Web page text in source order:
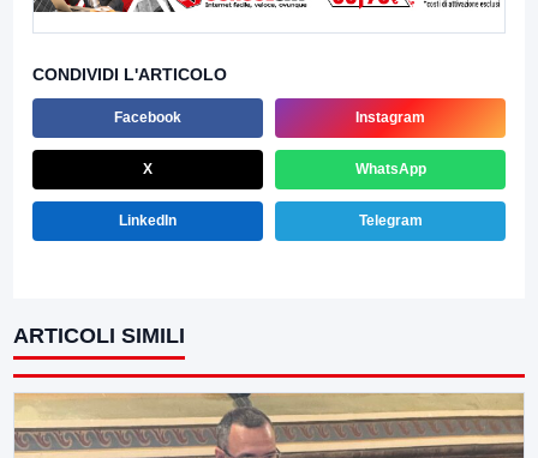
CONDIVIDI L'ARTICOLO
Facebook Instagram
X WhatsApp
LinkedIn Telegram
ARTICOLI SIMILI